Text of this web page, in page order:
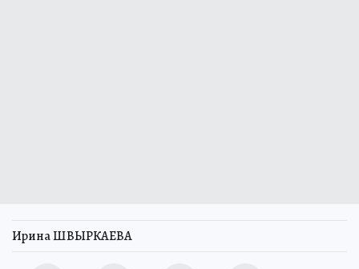
Ирина ШВЫРКАЕВА